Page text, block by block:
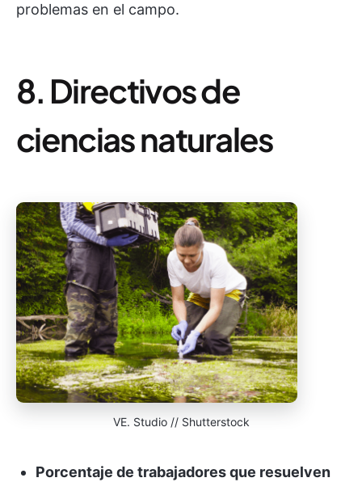
problemas en el campo.
8. Directivos de
ciencias naturales
VE. Studio // Shutterstock
Porcentaje de trabajadores que resuelven